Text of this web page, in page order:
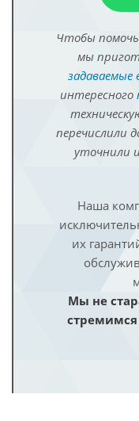
Чтобы
мы
задаваемые
интересного
перечислили
уточнили
Наша
их
Мы не